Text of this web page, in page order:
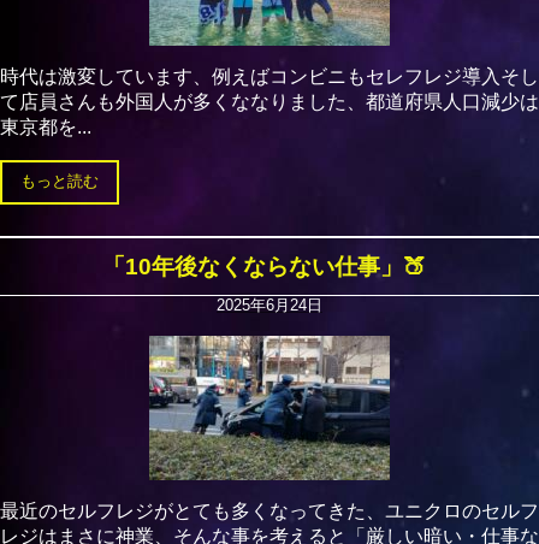
時代は激変しています、例えばコンビニもセレフレジ導入そし
て店員さんも外国人が多くななりました、都道府県人口減少は
東京都を...
もっと読む
「10年後なくならない仕事」🍑
2025年6月24日
最近のセルフレジがとても多くなってきた、ユニクロのセルフ
レジはまさに神業、そんな事を考えると「厳しい暗い・仕事な